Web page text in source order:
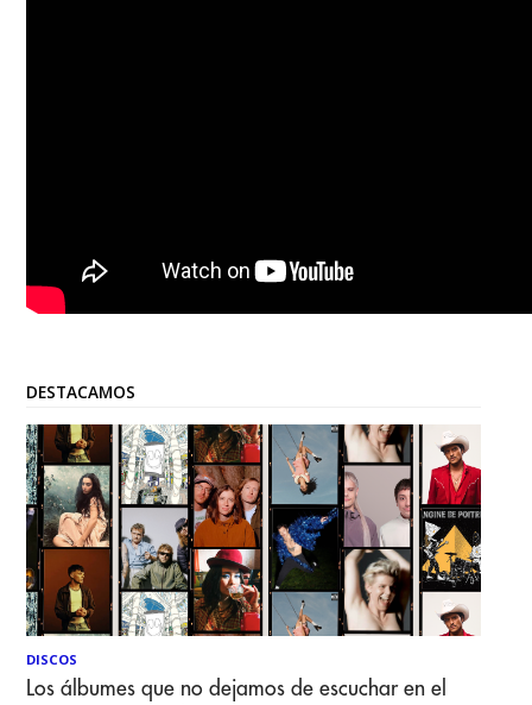
DESTACAMOS
DISCOS
Los álbumes que no dejamos de escuchar en el